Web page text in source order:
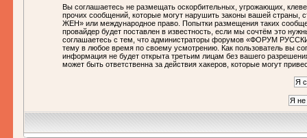
Вы соглашаетесь не размещать оскорбительных, угрожающих,
прочих сообщений, которые могут нарушить законы вашей
ЖЕН» или международное право. Попытки размещения таких
провайдер будет поставлен в известность, если мы сочтём это
соглашаетесь с тем, что администраторы форумов «ФОРУМ
тему в любое время по своему усмотрению. Как пользователь вы
информация не будет открыта третьим лицам без вашего
может быть ответственна за действия хакеров, которые могут